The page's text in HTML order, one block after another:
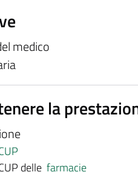
medico
la
delle farmacie